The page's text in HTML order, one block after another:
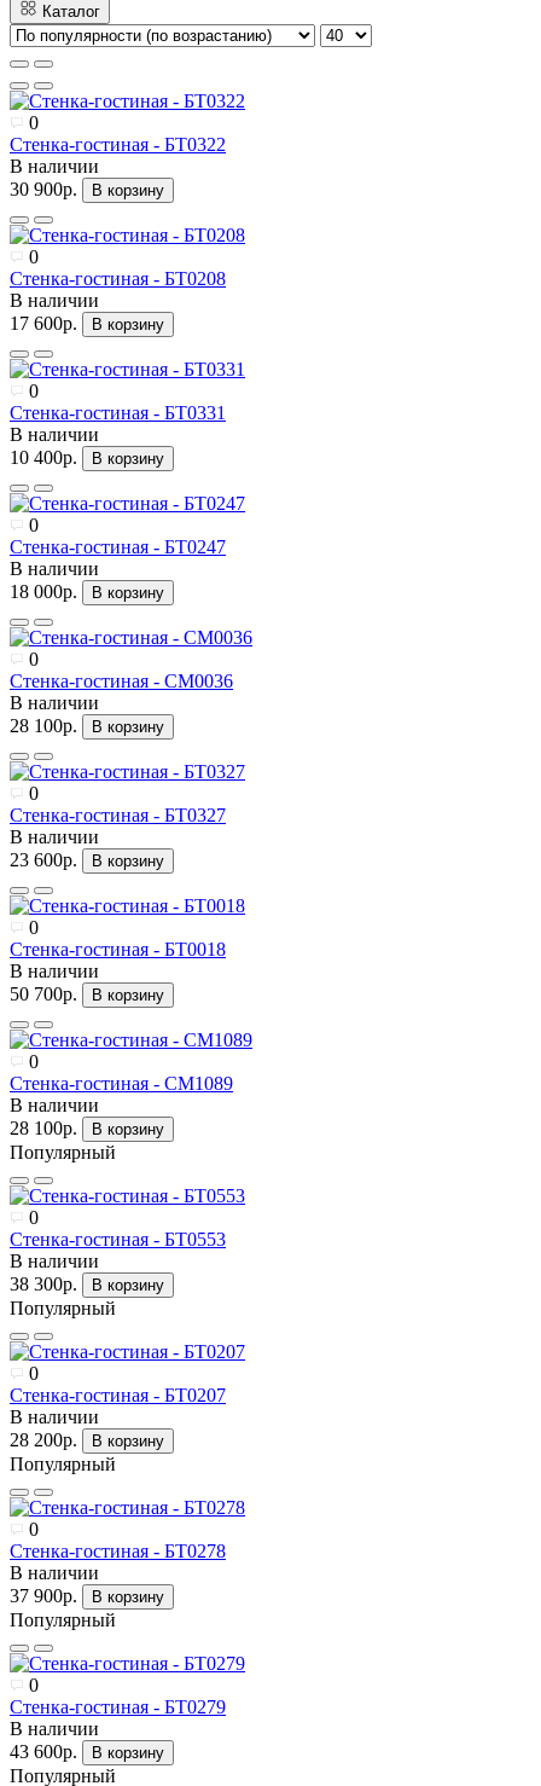
Каталог
0
Стенка-гостиная - БТ0322
В наличии
30 900р.
В корзину
0
Стенка-гостиная - БТ0208
В наличии
17 600р.
В корзину
0
Стенка-гостиная - БТ0331
В наличии
10 400р.
В корзину
0
Стенка-гостиная - БТ0247
В наличии
18 000р.
В корзину
0
Стенка-гостиная - СМ0036
В наличии
28 100р.
В корзину
0
Стенка-гостиная - БТ0327
В наличии
23 600р.
В корзину
0
Стенка-гостиная - БТ0018
В наличии
50 700р.
В корзину
0
Стенка-гостиная - СМ1089
В наличии
28 100р.
В корзину
Популярный
0
Стенка-гостиная - БТ0553
В наличии
38 300р.
В корзину
Популярный
0
Стенка-гостиная - БТ0207
В наличии
28 200р.
В корзину
Популярный
0
Стенка-гостиная - БТ0278
В наличии
37 900р.
В корзину
Популярный
0
Стенка-гостиная - БТ0279
В наличии
43 600р.
В корзину
Популярный